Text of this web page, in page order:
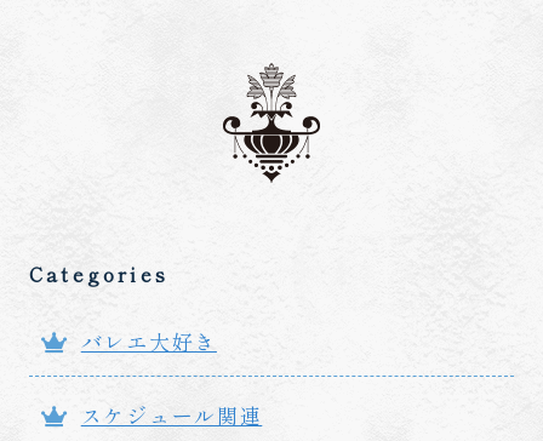
Categories
バレエ大好き
スケジュール関連